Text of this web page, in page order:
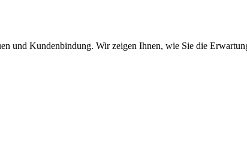
und Kundenbindung. Wir zeigen Ihnen, wie Sie die